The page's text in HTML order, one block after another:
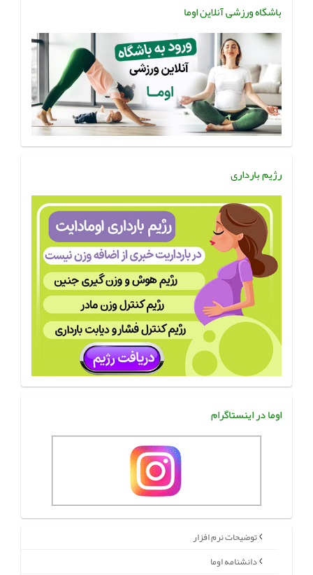
باشگاه ورزشی آنلاین اوما
رژیم بارداری
اوما در اینستاگرام
توضیحات نرم افزار
دانشنامه اوما